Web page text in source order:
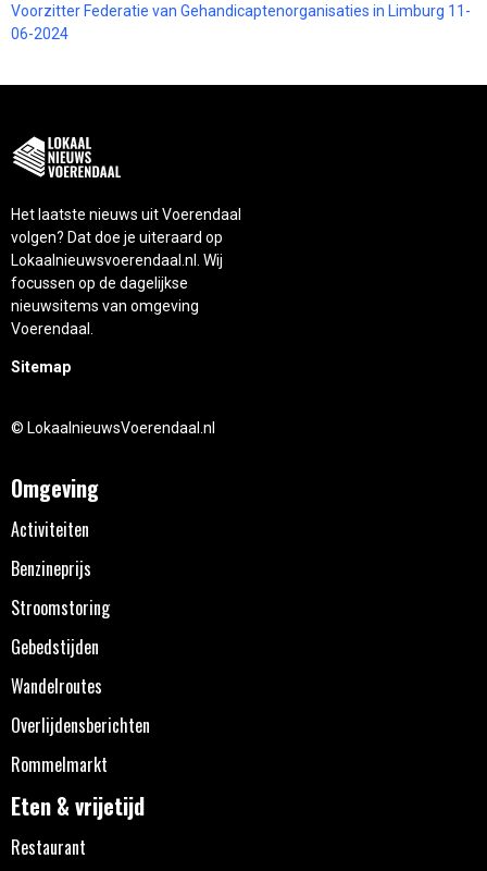
Voorzitter Federatie van Gehandicaptenorganisaties in Limburg 11-
06-2024
Het laatste nieuws uit Voerendaal
volgen? Dat doe je uiteraard op
Lokaalnieuwsvoerendaal.nl. Wij
focussen op de dagelijkse
nieuwsitems van omgeving
Voerendaal.
Sitemap
© LokaalnieuwsVoerendaal.nl
Omgeving
Activiteiten
Benzineprijs
Stroomstoring
Gebedstijden
Wandelroutes
Overlijdensberichten
Rommelmarkt
Eten & vrijetijd
Restaurant